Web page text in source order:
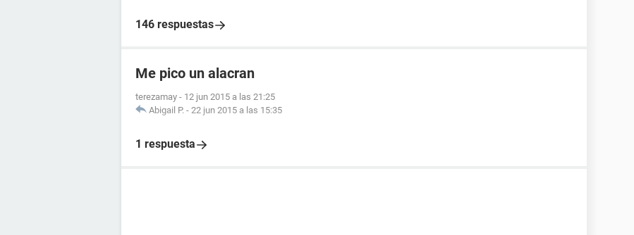
146 respuestas
Me pico un alacran
terezamay - 12 jun 2015 a las 21:25
Abigail P. - 22 jun 2015 a las 15:35
1 respuesta